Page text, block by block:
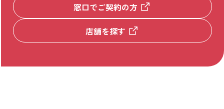
窓口でご契約の方
店舗を探す